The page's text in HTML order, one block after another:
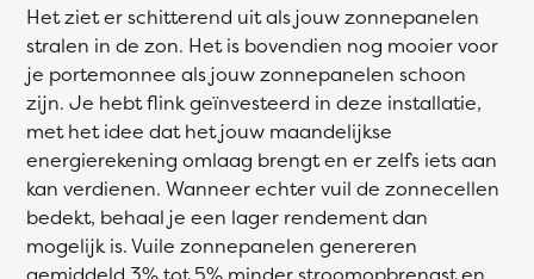
Het ziet er schitterend uit als jouw zonnepanelen
stralen in de zon. Het is bovendien nog mooier voor
je portemonnee als jouw zonnepanelen schoon
zijn. Je hebt flink geïnvesteerd in deze installatie,
met het idee dat het jouw maandelijkse
energierekening omlaag brengt en er zelfs iets aan
kan verdienen. Wanneer echter vuil de zonnecellen
bedekt, behaal je een lager rendement dan
mogelijk is. Vuile zonnepanelen genereren